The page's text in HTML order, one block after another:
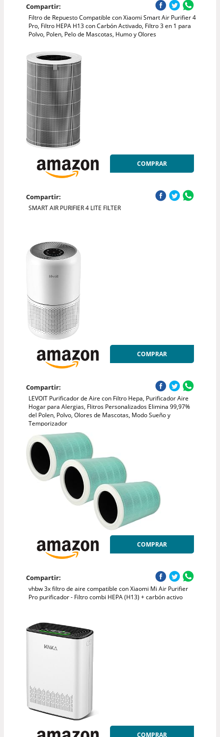
Compartir:
Filtro de Repuesto Compatible con Xiaomi Smart Air Purifier 4
Pro, Filtro HEPA H13 con Carbón Activado, Filtro 3 en 1 para
Polvo, Polen, Pelo de Mascotas, Humo y Olores
COMPRAR
Compartir:
SMART AIR PURIFIER 4 LITE FILTER
COMPRAR
Compartir:
LEVOIT Purificador de Aire con Filtro Hepa, Purificador Aire
Hogar para Alergias, Flitros Personalizados Elimina 99,97%
del Polen, Polvo, Olores de Mascotas, Modo Sueño y
Temporizador
COMPRAR
Compartir:
vhbw 3x filtro de aire compatible con Xiaomi Mi Air Purifier
Pro purificador - Filtro combi HEPA (H13) + carbón activo
COMPRAR